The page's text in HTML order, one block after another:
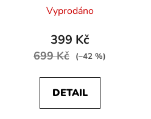
Vyprodáno
399 Kč
699 Kč (–42 %)
DETAIL